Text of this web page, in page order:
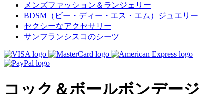
メンズファッション＆ランジェリー
BDSM（ビー・ディー・エス・エム）ジュエリー
セクシーなアクセサリー
サンフランシスコのシーツ
コック＆ボールボンデージ